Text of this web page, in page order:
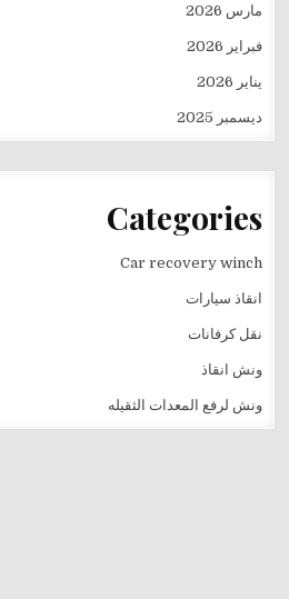
مارس 2026
فبراير 2026
يناير 2026
ديسمبر 2025
Categories
Car recovery winch
انقاذ سيارات
نقل كرفانات
ونش انقاذ
ونش لرفع المعدات الثقيله